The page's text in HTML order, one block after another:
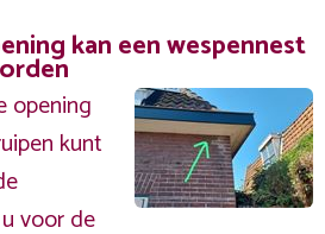
kan een wespennest
opening
kunt
voor de